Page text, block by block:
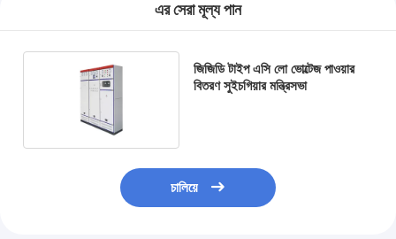
এর সেরা মূল্য পান
জিজিডি টাইপ এসি লো ভোল্টেজ পাওয়ার
বিতরণ সুইচগিয়ার মন্ত্রিসভা
চালিয়ে